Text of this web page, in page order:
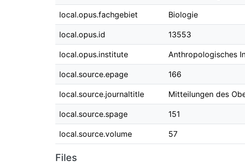
local.opus.fachgebiet Biologie
local.opus.id 13553
local.opus.institute Anthropologisches
local.source.epage 166
local.source.journaltitle Mitteilungen des
local.source.spage 151
local.source.volume 57
Files